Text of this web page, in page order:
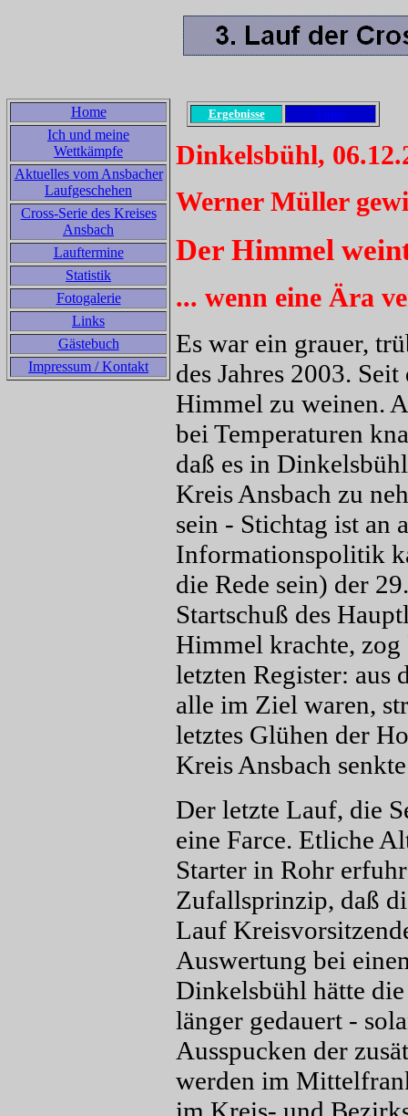
Home
Ich und meine
Wettkämpfe
Aktuelles vom Ansbacher
Laufgeschehen
Cross-Serie des Kreises
Ansbach
Lauftermine
Statistik
Fotogalerie
Links
Gästebuch
Impressum / Kontakt
Ergebnisse Fotos
Dinkelsbühl,
Werner Müller
Der Himmel
... wenn eine Ära
Es war ein grauer,
des Jahres 2003.
Himmel zu weinen.
bei Temperaturen
daß es in
Kreis Ansbach zu
sein - Stichtag ist an
Informationspolitik
die Rede sein) der
Startschuß des
Himmel krachte, zog
letzten Register: aus
alle im Ziel waren,
letztes Glühen der
Kreis Ansbach
Der letzte Lauf, die
eine Farce. Etliche
Starter in Rohr
Zufallsprinzip, daß
Lauf
Auswertung bei
Dinkelsbühl hätte
länger gedauert -
Ausspucken der
werden im